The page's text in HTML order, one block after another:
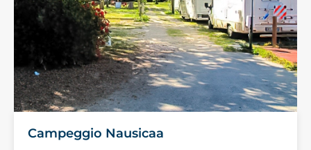
Campeggio Nausicaa